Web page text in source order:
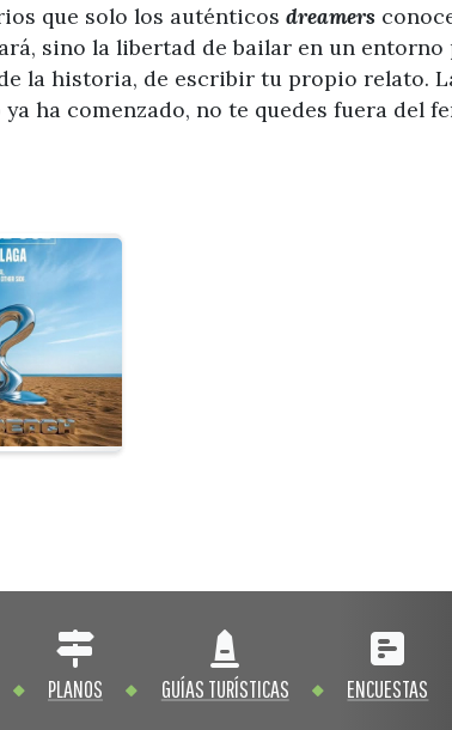
que solo los auténticos dreamers
sino la libertad de bailar en un
la historia, de escribir tu propio relato.
ha comenzado, no te quedes fuera del
PLANOS GUÍAS TURÍSTICAS ENCUESTAS